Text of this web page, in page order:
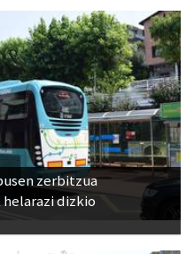
zerbitzua
dizkio